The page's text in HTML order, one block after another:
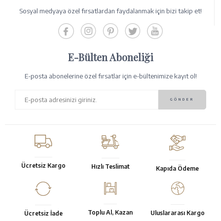
Sosyal medyaya özel fırsatlardan faydalanmak için bizi takip et!
E-Bülten Aboneliği
E-posta abonelerine özel fırsatlar için e-bültenimize kayıt ol!
Ücretsiz Kargo Hızlı Teslimat Kapıda Ödeme
Ücretsiz İade Toplu Al, Kazan Uluslararası Kargo